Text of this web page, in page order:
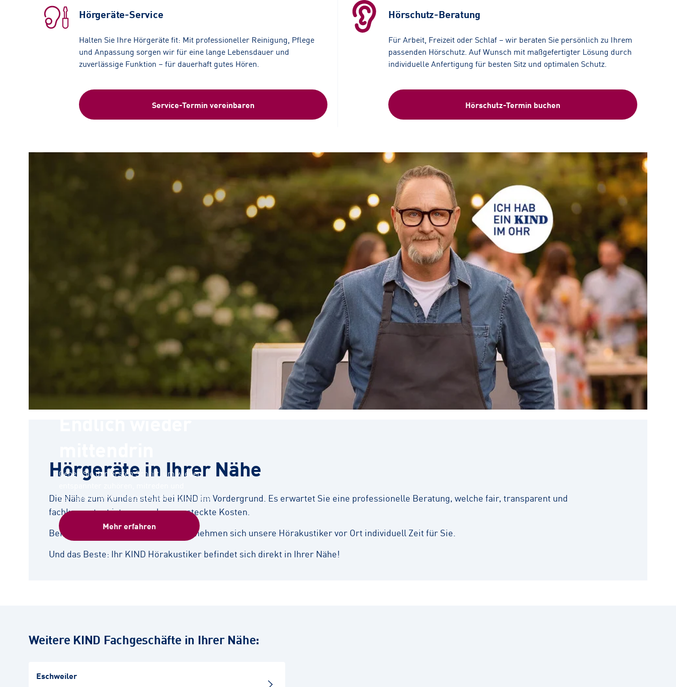
Hörgeräte-Service
Halten Sie Ihre Hörgeräte fit: Mit professioneller Reinigung, Pflege
und Anpassung sorgen wir für eine lange Lebensdauer und
zuverlässige Funktion – für dauerhaft gutes Hören.
Service-Termin vereinbaren
Hörschutz-Beratung
Für Arbeit, Freizeit oder Schlaf – wir beraten Sie persönlich zu Ihrem
passenden Hörschutz. Auf Wunsch mit maßgefertigter Lösung durch
individuelle Anfertigung für besten Sitz und optimalen Schutz.
Hörschutz-Termin buchen
Gehen Sie den ersten Schritt, um wieder
gemeinsame Momente genießen zu können.
Mehr erfahren
Hörgeräte in Ihrer Nähe
Die Nähe zum Kunden steht bei KIND im Vordergrund. Es erwartet Sie eine professionelle Beratung, welche fair, transparent und
fachkompetent ist – ganz ohne versteckte Kosten.
Bei der bedarfsgerechten Beratung nehmen sich unsere Hörakustiker vor Ort individuell Zeit für Sie.
Und das Beste: Ihr KIND Hörakustiker befindet sich direkt in Ihrer Nähe!
Weitere KIND Fachgeschäfte in Ihrer Nähe:
Eschweiler